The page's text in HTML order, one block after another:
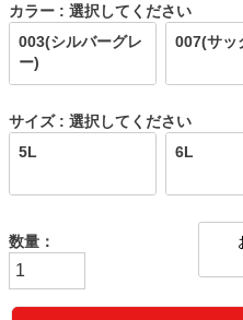
カラー
選択してください
003(シルバーグレ
ー)
007(サッ
サイズ
選択してください
5L
6L